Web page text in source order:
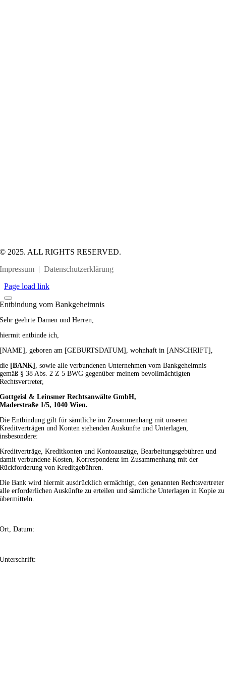
© 2025. ALL RIGHTS RESERVED.
Impressum |Datenschutzerklärung
Page load link
Entbindung vom Bankgeheimnis
Sehr geehrte Damen und Herren,
hiermit entbinde ich,
[NAME], geboren am [GEBURTSDATUM], wohnhaft in [ANSCHRIFT],
die [BANK] , sowie alle verbundenen Unternehmen vom Bankgeheimnis
gemäß § 38 Abs. 2 Z 5 BWG gegenüber meinem bevollmächtigten
Rechtsvertreter,
Gottgeisl & Leinsmer Rechtsanwälte GmbH,
Maderstraße 1/5, 1040 Wien.
Die Entbindung gilt für sämtliche im Zusammenhang mit unseren
Kreditverträgen und Konten stehenden Auskünfte und Unterlagen,
insbesondere:
Kreditverträge, Kreditkonten und Kontoauszüge, Bearbeitungsgebühren und
damit verbundene Kosten, Korrespondenz im Zusammenhang mit der
Rückforderung von Kreditgebühren.
Die Bank wird hiermit ausdrücklich ermächtigt, den genannten Rechtsvertreter
alle erforderlichen Auskünfte zu erteilen und sämtliche Unterlagen in Kopie zu
übermitteln.
Ort, Datum:
Unterschrift: